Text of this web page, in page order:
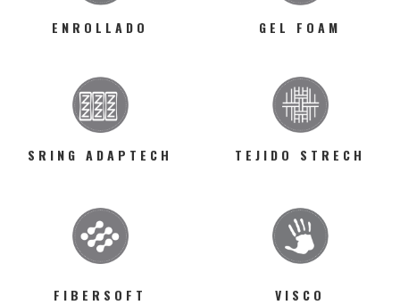
ENROLLADO GEL FOAM
SRING ADAPTECH TEJIDO STRECH
FIBERSOFT VISCO